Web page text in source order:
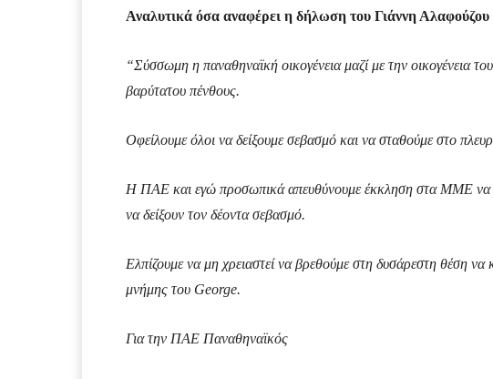
Αναλυτικά όσα αναφέρει η δήλωση του Γιάννη
“Σύσσωμη η παναθηναϊκή οικογένεια μαζί με την οικογένεια
βαρύτατου πένθους.
Οφείλουμε όλοι να δείξουμε σεβασμό και να σταθούμε στο
Η ΠΑΕ και εγώ προσωπικά απευθύνουμε έκκληση στα ΜΜΕ να
να δείξουν τον δέοντα σεβασμό.
Ελπίζουμε να μη χρειαστεί να βρεθούμε στη δυσάρεστη θέση να
μνήμης του George.
Για την ΠΑΕ Παναθηναϊκός